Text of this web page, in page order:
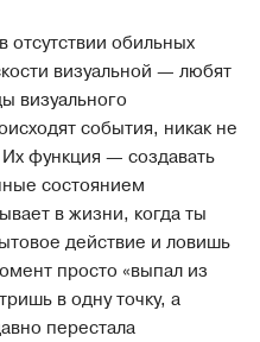
отсутствии обильных
визуальной — любят
визуального
события, никак не
функция — создавать
состоянием
в жизни, когда ты
действие и ловишь
просто «выпал из
в одну точку, а
перестала